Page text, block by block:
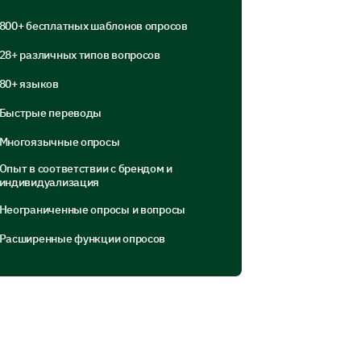
we have performed in those
statements.
Yes Uncertain
800+ бесплатных шаблонов опросов
28+ различных типов вопросов
80+ языков
Быстрые переводы
Многоязычные опросы
Опыт в соответствии с брендом и
индивидуализация
Неограниченные опросы и вопросы
Расширенные функции опросов